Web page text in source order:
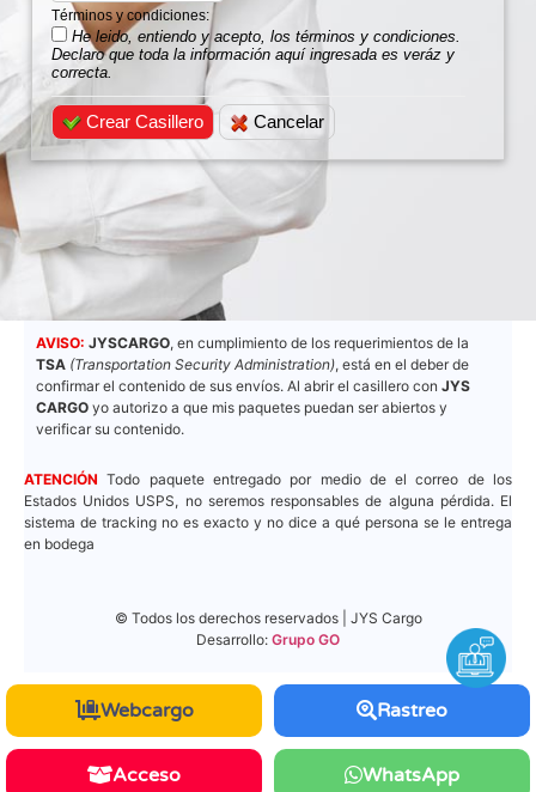
AVISO: JYSCARGO, en cumplimiento de los requerimientos de la
TSA (Transportation Security Administration), está en el deber de
confirmar el contenido de sus envíos. Al abrir el casillero con JYS
CARGO yo autorizo a que mis paquetes puedan ser abiertos y
verificar su contenido.
ATENCIÓN Todo paquete entregado por medio de el correo de los
Estados Unidos USPS, no seremos responsables de alguna pérdida. El
sistema de tracking no es exacto y no dice a qué persona se le entrega
en bodega
© Todos los derechos reservados | JYS Cargo
Desarrollo: Grupo GO
Webcargo
Acceso
Rastreo
WhatsApp